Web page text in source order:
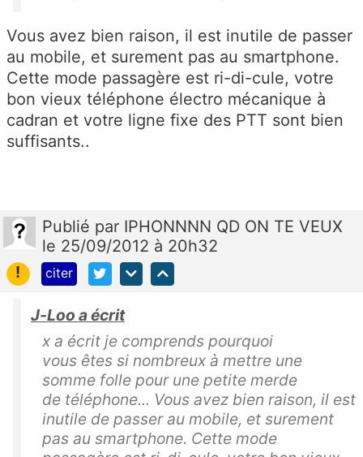
Vous avez bien raison, il est inutile de passer
au mobile, et surement pas au smartphone.
Cette mode passagère est ri-di-cule, votre
bon vieux téléphone électro mécanique à
cadran et votre ligne fixe des PTT sont bien
suffisants..
Publié par IPHONNNN QD ON TE VEUX
le 25/09/2012 à 20h32
!
citer
J-Loo a écrit
x a écrit je comprends pourquoi
vous êtes si nombreux à mettre une
somme folle pour une petite merde
de téléphone... Vous avez bien raison, il est
inutile de passer au mobile, et surement
pas au smartphone. Cette mode